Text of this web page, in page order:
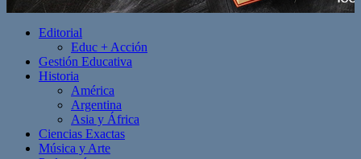
Editorial
Educ + Acción
Gestión Educativa
Historia
América
Argentina
Asia y África
Ciencias Exactas
Música y Arte